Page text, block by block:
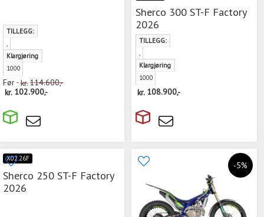
TILLEGG:
,
Klargjøring
1000
Før kr.114.600,-
kr. 102.900,-
Sherco 300 ST-F Factory
2026
TILLEGG:
,
Klargjøring
1000
kr. 108.900,-
X02.26F
Sherco 250 ST-F Factory
2026
-5%